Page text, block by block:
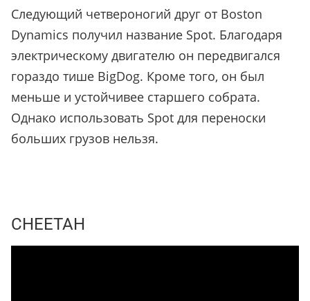
Следующий четвероногий друг от Boston
Dynamics получил название Spot. Благодаря
электрическому двигателю он передвигался
гораздо тише BigDog. Кроме того, он был
меньше и устойчивее старшего собрата.
Однако использовать Spot для переноски
больших грузов нельзя.
CHEETAH